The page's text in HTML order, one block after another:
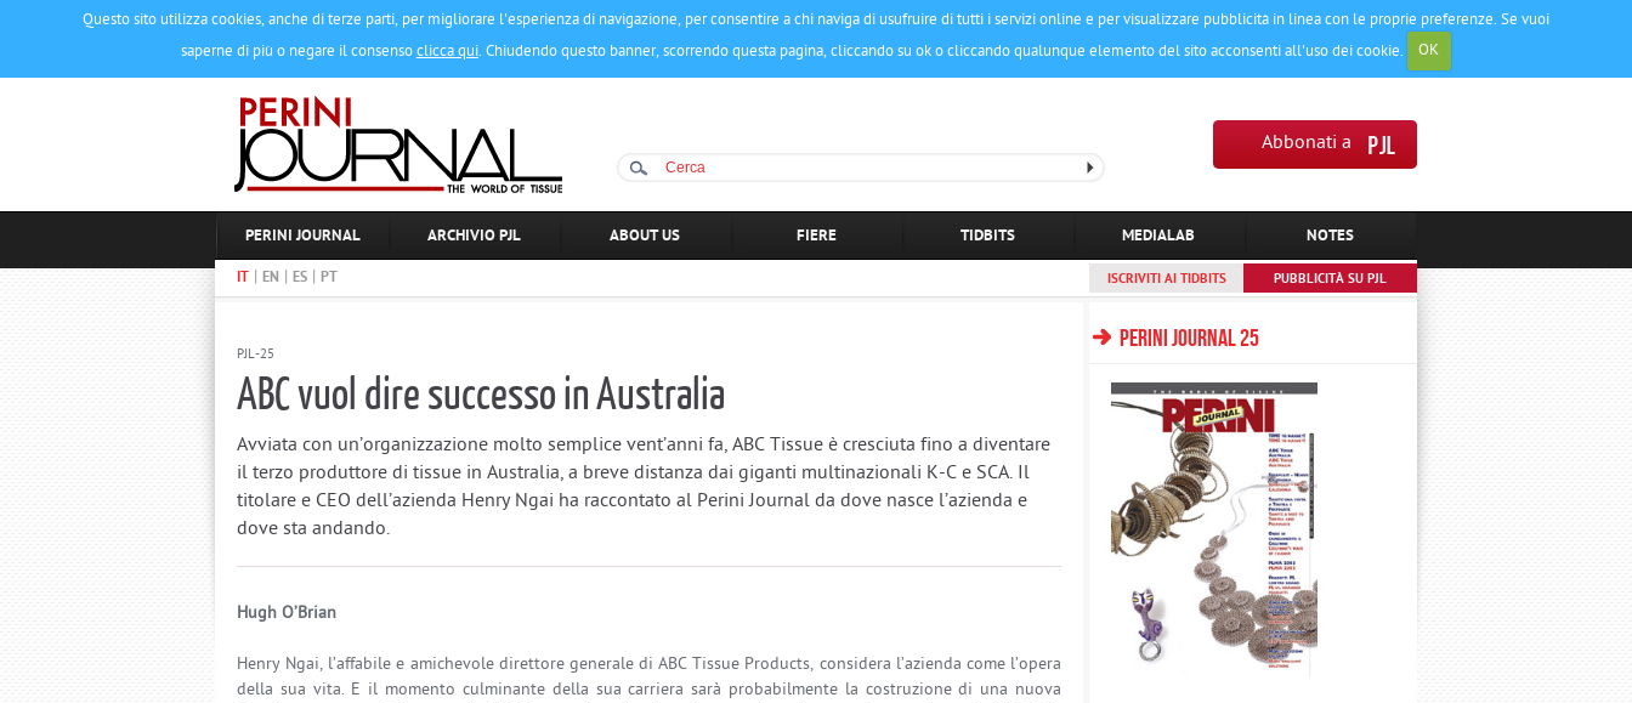
Questo sito utilizza cookies, anche di terze parti, per migliorare l'esperienza di navigazione, per consentire a chi naviga di usufruire di tutti i servizi online e per visualizzare pubblicità in linea con le proprie preferenze. Se vuoi
saperne di più o negare il consensoclicca qui. Chiudendo questo banner, scorrendo questa pagina, cliccando su ok o cliccando qualunque elemento del sito acconsenti all'uso dei cookie. OK
Abbonati a
PERINI JOURNAL ARCHIVIO PJL ABOUT US FIERE TIDBITS MEDIALAB NOTES
IT | EN | ES | PT PUBBLICITÀ SU PJL
ISCRIVITI AI TIDBITS
PJL-25
ABC vuol dire successo in Australia
Avviata con un’organizzazione molto semplice vent’anni fa, ABC Tissue è cresciuta fino a diventare
il terzo produttore di tissue in Australia, a breve distanza dai giganti multinazionali K-C e SCA. Il
titolare e CEO dell’azienda Henry Ngai ha raccontato al Perini Journal da dove nasce l’azienda e
dove sta andando.
Hugh O’Brian
Henry Ngai, l’affabile e amichevole direttore generale di ABC Tissue Products, considera l’azienda come l’opera
della sua vita. E il momento culminante della sua carriera sarà probabilmente la costruzione di una nuova
PERINI JOURNAL 25